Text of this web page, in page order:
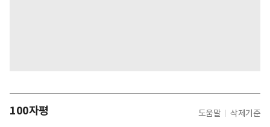
100자평 도움말 삭제기준